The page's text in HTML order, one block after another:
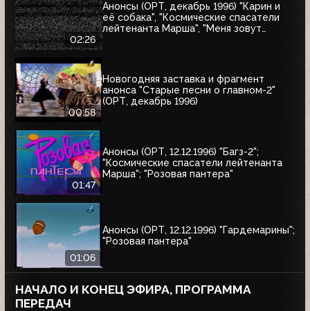
02:26
Анонсы (ОРТ, декабрь 1996) "Карин и
её собака", "Космические спасатели
лейтенанта Марша", "Меня зовут
00:58
Новогодняя заставка и фрагмент
анонса "Старые песни о главном-2"
(ОРТ, декабрь 1996)
01:47
Анонсы (ОРТ, 12.12.1996) "Багз-2";
"Космические спасатели лейтенанта
Марша"; "Розовая пантера"
01:06
Анонсы (ОРТ, 12.12.1996) "Гардемарины";
"Розовая пантера"
НАЧАЛО И КОНЕЦ ЭФИРА, ПРОГРАММА
ПЕРЕДАЧ